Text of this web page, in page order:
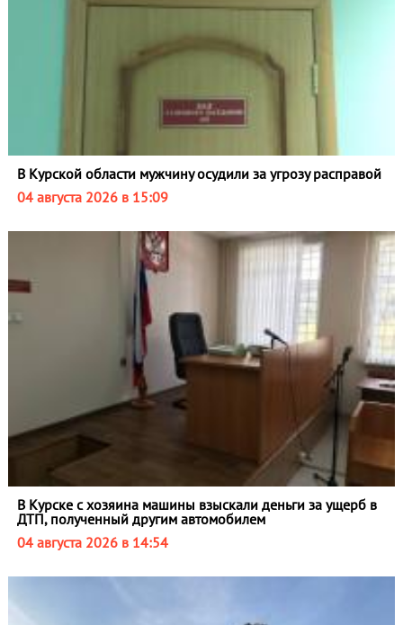
В Курской области мужчину осудили за угрозу расправой
04 августа 2026 в 15:09
В Курске с хозяина машины взыскали деньги за ущерб в
ДТП, полученный другим автомобилем
04 августа 2026 в 14:54